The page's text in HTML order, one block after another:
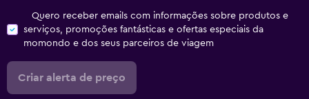
Quero receber emails com informações sobre produtos e
serviços, promoções fantásticas e ofertas especiais da
momondo e dos seus parceiros de viagem
Criar alerta de preço